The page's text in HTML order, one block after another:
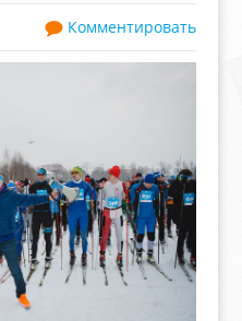
Комментировать